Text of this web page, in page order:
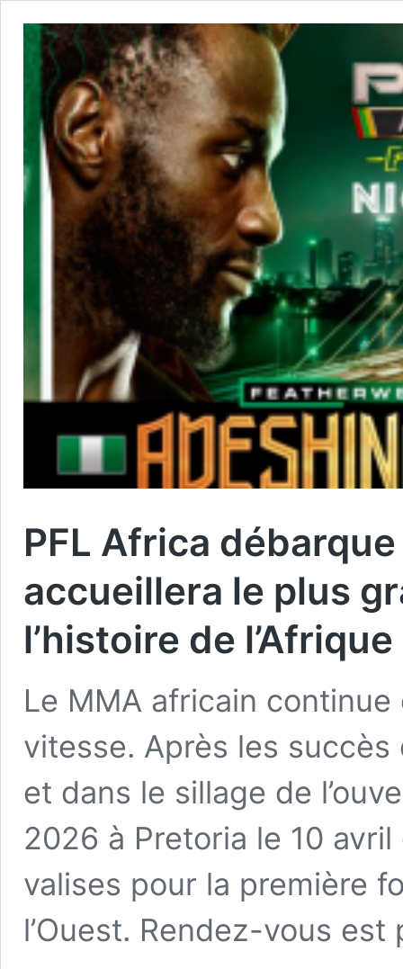
PFL Africa
accueillera le plus
l’histoire de
Le MMA africain continue
vitesse. Après les
et dans le sillage de
2026 à Pretoria le 10
valises pour la première
l’Ouest. Rendez-vous